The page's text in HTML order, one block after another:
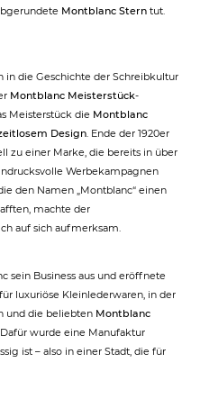
Montblanc Stern tut.
in die Geschichte der Schreibkultur
Montblanc Meisterstück-
Meisterstück die Montblanc
Design. Ende der 1920er
zu einer Marke, die bereits in über
Werbekampagnen
den Namen „Montblanc“ einen
machte der
auf sich aufmerksam.
sein Business aus und eröffnete
luxuriöse Kleinlederwaren, in der
und die beliebten Montblanc
wurde eine Manufaktur
ist – also in einer Stadt, die für